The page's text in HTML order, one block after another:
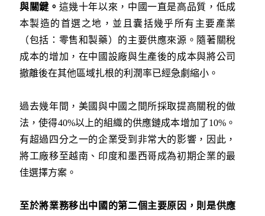
與關鍵。 這幾十年以來，中國一直是高品質，低成
本製造的首選之地，並且囊括幾乎所有主要產業
（包括：零售和製藥）的主要供應來源。隨著關稅
成本的增加，在中國設廠與生產後的成本與將公司
撤離後在其他區域扎根的利潤率已經急劇縮小。
過去幾年間，美國與中國之間所採取提高關稅的做
法，使得40%以上的組織的供應鏈成本增加了10%。
有超過四分之一的企業受到非常大的影響，因此，
將工廠移至越南、印度和墨西哥成為初期企業的最
佳選擇方案。
至於將業務移出中國的第二個主要原因，則是供應